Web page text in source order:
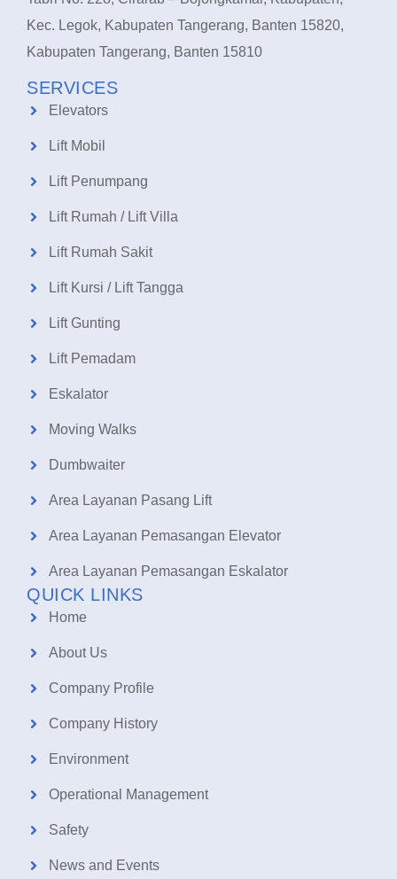
Kec. Legok, Kabupaten Tangerang, Banten 15820,
Kabupaten Tangerang, Banten 15810
SERVICES
Elevators
Lift Mobil
Lift Penumpang
Lift Rumah / Lift Villa
Lift Rumah Sakit
Lift Kursi / Lift Tangga
Lift Gunting
Lift Pemadam
Eskalator
Moving Walks
Dumbwaiter
Area Layanan Pasang Lift
Area Layanan Pemasangan Elevator
Area Layanan Pemasangan Eskalator
QUICK LINKS
Home
About Us
Company Profile
Company History
Environment
Operational Management
Safety
News and Events